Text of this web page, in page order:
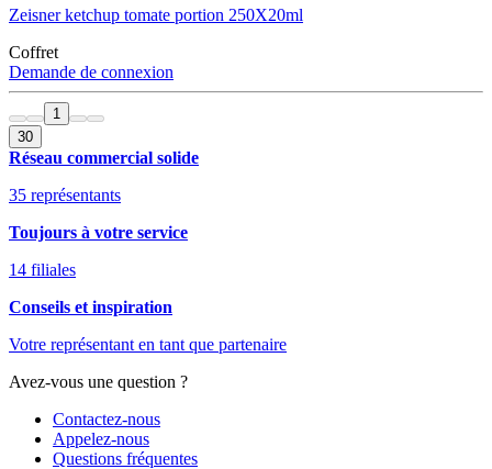
Zeisner ketchup tomate portion 250X20ml
Coffret
Demande de connexion
1
30
Réseau commercial solide
35 représentants
Toujours à votre service
14 filiales
Conseils et inspiration
Votre représentant en tant que partenaire
Avez-vous une question ?
Contactez-nous
Appelez-nous
Questions fréquentes